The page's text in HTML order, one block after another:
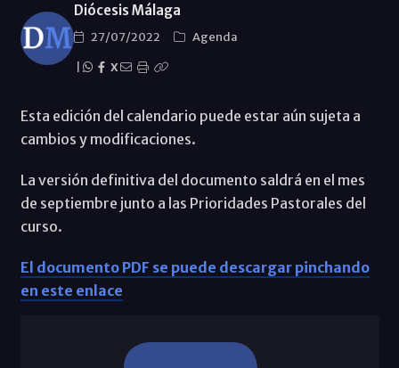
Diócesis Málaga
27/07/2022
Agenda
X
Esta edición del calendario puede estar aún sujeta a
cambios y modificaciones.
La versión definitiva del documento saldrá en el mes
de septiembre junto a las Prioridades Pastorales del
curso.
El documento PDF se puede descargar pinchando
en este enlace